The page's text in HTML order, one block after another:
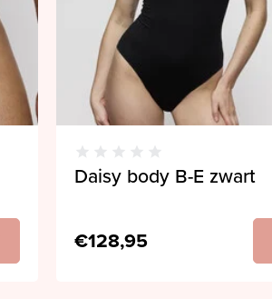
Daisy body B-E zwart
€128,95